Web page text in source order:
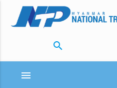
search
menu